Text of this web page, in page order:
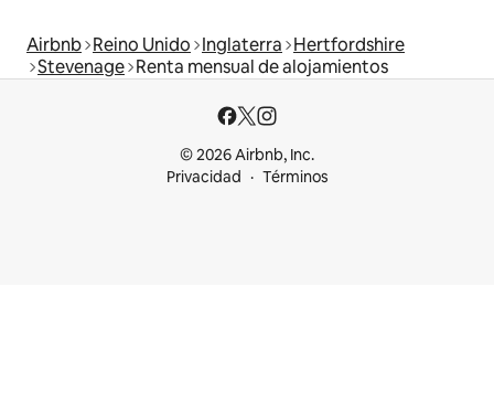
Airbnb Reino Unido Inglaterra Hertfordshire
Stevenage Renta mensual de alojamientos
© 2026 Airbnb, Inc.
Privacidad
Términos